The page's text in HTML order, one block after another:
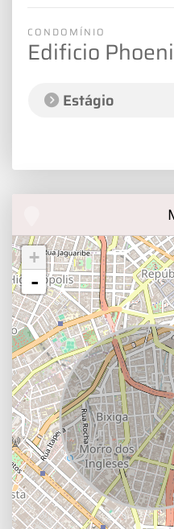
CONDOMÍNIO
Edificio
Estágio
+
-